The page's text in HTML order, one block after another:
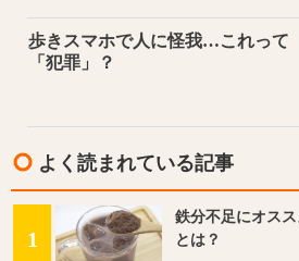
歩きスマホで人に怪我…これって
「犯罪」？
よく読まれている記事
1
鉄分不足にオス
とは？